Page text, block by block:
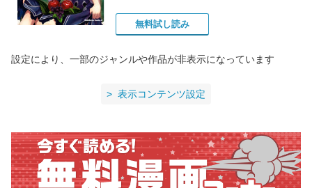
無料試し読み
設定により、一部のジャンルや作品が非表示になっています
表示コンテンツ設定